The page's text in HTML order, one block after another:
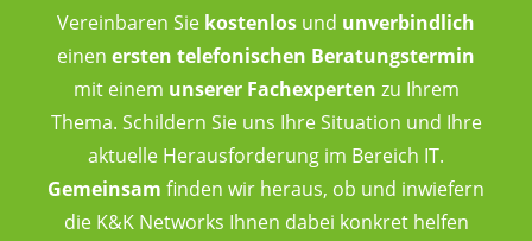
Vereinbaren Sie kostenlos und unverbindlich
einen ersten telefonischen Beratungstermin
mit einem unserer Fachexperten zu Ihrem
Thema. Schildern Sie uns Ihre Situation und Ihre
aktuelle Herausforderung im Bereich IT.
Gemeinsam finden wir heraus, ob und inwiefern
die K&K Networks Ihnen dabei konkret helfen